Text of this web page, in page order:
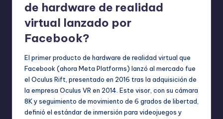
de hardware de realidad
virtual lanzado por
Facebook?
El primer producto de hardware de realidad virtual que
Facebook (ahora Meta Platforms) lanzó al mercado fue
el Oculus Rift, presentado en 2016 tras la adquisición de
la empresa Oculus VR en 2014. Este visor, con su cámara
8K y seguimiento de movimiento de 6 grados de libertad,
definió el estándar de inmersión para videojuegos y